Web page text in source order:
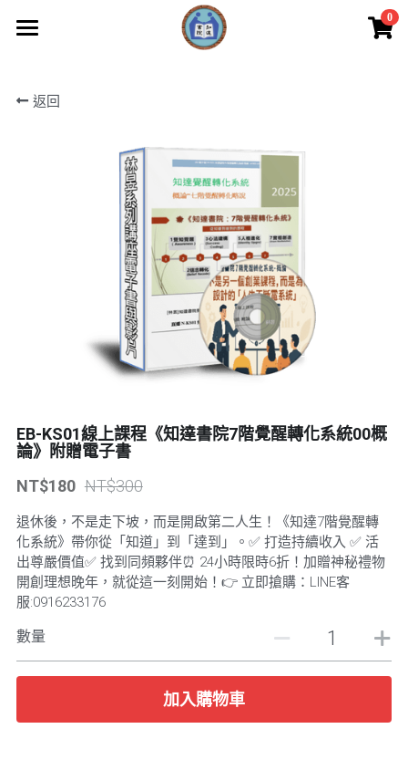
0
商品
所有商品分類
電子書+短影音
線上課程+電子書
歡迎來電
POWERED BY
返回
EB-KS01線上課程《知達書院7階覺醒轉化系統00概
論》附贈電子書
NT$180 NT$300
退休後，不是走下坡，而是開啟第二人生！《知達7階覺醒轉
化系統》帶你從「知道」到「達到」。✅ 打造持續收入 ✅ 活
出尊嚴價值✅ 找到同頻夥伴⏰ 24小時限時6折！加贈神秘禮物
開創理想晚年，就從這一刻開始！👉 立即搶購：LINE客
服:0916233176
數量
加入購物車
×
商品分類